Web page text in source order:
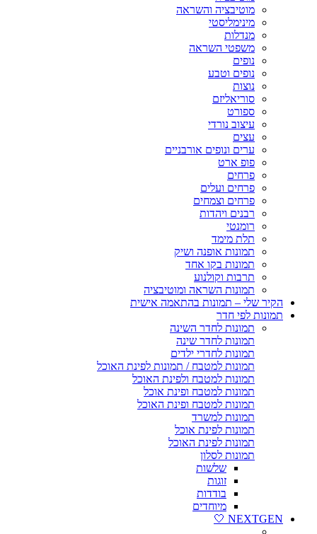
מוטיבציה והשראה
מינימליסטי
מנדלות
משפטי השראה
נופים
נופים וטבע
נוצות
סוריאליזם
ספורט
עיצוב נורדי
עצים
ערים ונופים אורבניים
פופ ארט
פרחים
פרחים ועלים
פרחים וצמחים
רבנים ויהדות
רומנטי
תלת מימד
תמונות אופנה ושיק
תמונות בקו אחד
תרבות וקולנוע
תמונות השראה ומוטיבציה
הקיר שלי – תמונות בהתאמה אישית
תמונות לפי חדר
תמונות לחדר השינה
תמונות לחדר שינה
תמונות לחדרי ילדים
תמונות למטבח / תמונות לפינת האוכל
תמונות למטבח ולפינת האוכל
תמונות למטבח ופינת אוכל
תמונות למטבח ופינת האוכל
תמונות למשרד
תמונות לפינת אוכל
תמונות לפינת האוכל
תמונות לסלון
שלשות
זוגות
בודדות
מיוחדים
NEXTGEN 🤍